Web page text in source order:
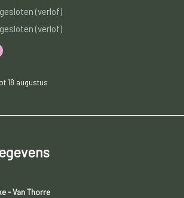
gesloten (verlof)
gesloten (verlof)
18 augustus
- Van Thorre